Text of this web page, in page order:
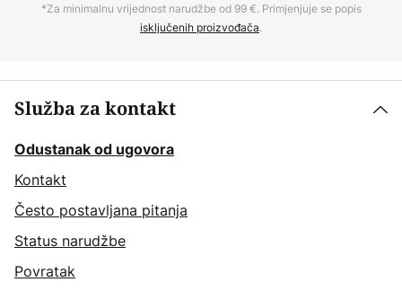
*Za minimalnu vrijednost narudžbe od 99 €. Primjenjuje se popis
isključenih proizvođača.
Služba za kontakt
Odustanak od ugovora
Kontakt
Često postavljana pitanja
Status narudžbe
Povratak